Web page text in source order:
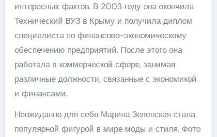
интересных фактов. В 2003 году она окончила
Технический ВУЗ в Крыму и получила диплом
специалиста по финансово-экономическому
обеспечению предприятий. После этого она
работала в коммерческой сфере, занимая
различные должности, связанные с экономикой
и финансами.
Неожиданно для себя Марина Зеленская стала
популярной фигурой в мире моды и стиля. Фото